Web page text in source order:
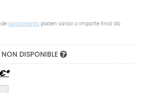
pagamento poden variar o importe final do
NON DISPONIBLE
*